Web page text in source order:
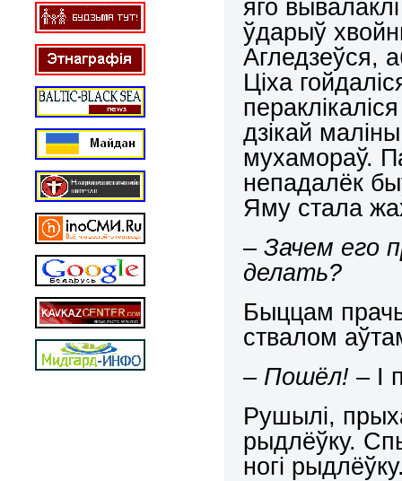
яго
ўдарыў
Агледзеўся,
Ціха
дзікай
мухамораў.
непадалёк
Яму стала
–Зачем его
делать?
Быццам
ствалом
– Пошёл! – І
Рушылі,
рыдлёўку.
ногі